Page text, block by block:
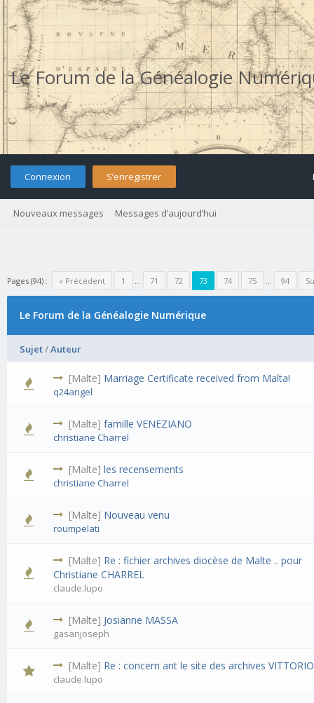
Le Forum de la Généalogie
Connexion S’enregistrer
Nouveaux messages Messages d’aujourd’hui
Pages (94) : « Précédent 1 … 71 72 73 74 75 … 94
Le Forum de la Généalogie Numérique
Sujet/Auteur
[Malte] Marriage Certificate received from Malta!
q24angel
[Malte]famille VENEZIANO
christiane Charrel
[Malte]les recensements
christiane Charrel
[Malte] Nouveau venu
roumpelati
[Malte] Re : fichier archives diocèse de Malte .. pour
Christiane CHARREL
claude.lupo
[Malte] Josianne MASSA
gasanjoseph
[Malte] Re : concern ant le site des archives
claude.lupo